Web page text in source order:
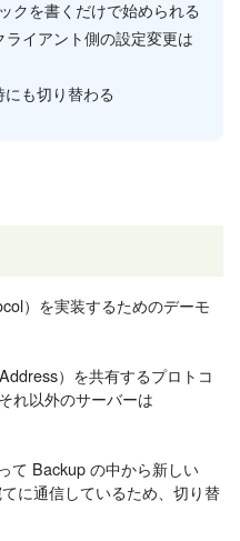
クを書くだけで始められる
イアント側の設定変更は
も切り替わる
）を実装するためのデーモ
）を共有するプロトコ
れ以外のサーバーは
て Backup の中から新しい
に通信しているため、切り替